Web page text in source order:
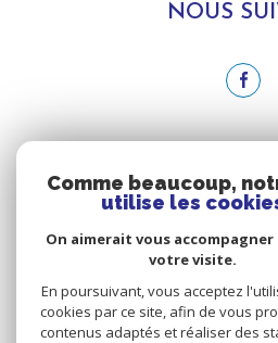
NOUS
NOUS
Comme beaucoup,
utilise les
On aimerait vous
votre visite.
En poursuivant, vous acceptez
cookies par ce site, afin de vous
contenus adaptés et réaliser des